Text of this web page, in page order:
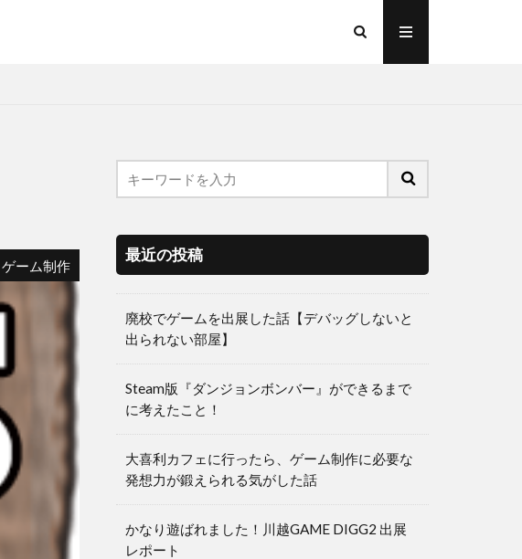
ゲーム制作
最近の投稿
廃校でゲームを出展した話【デバッグしないと
出られない部屋】
Steam版『ダンジョンボンバー』ができるまで
に考えたこと！
大喜利カフェに行ったら、ゲーム制作に必要な
発想力が鍛えられる気がした話
かなり遊ばれました！川越GAME DIGG2 出展
レポート